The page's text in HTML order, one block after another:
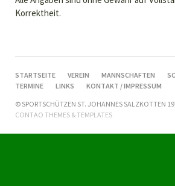
Korrektheit.
NAVIGATION
ÜBERSPRINGEN
STARTSEITE VEREIN MANNSCHAFTEN
TERMINE
LINKS
KONTAKT / IMPRESSUM
© SPORTSCHÜTZEN ST. JOHANNES SALZKOTTEN
CONTAO THEMES & TEMPLATES